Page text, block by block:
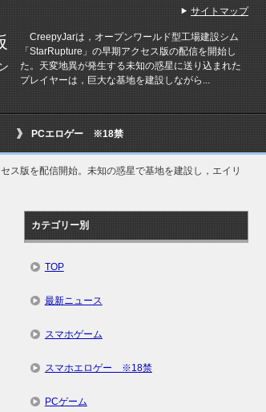
CreepyJarは，オープンワールド型工場建設シム
「StarRupture」の早期アクセス版の配信を開始し
た。天変地異が発生する未知の惑星に送り込まれた
プレイヤーは，巨大な基地を建設しながら...
PCエロゲー ※18禁
ス版を配信開始。未知の惑星で基地を建設し，エイリ
カテゴリー別
TOP
最新ニュース
スマホゲーム
スマホエロゲー ※18禁
PCゲーム
サイトマップ